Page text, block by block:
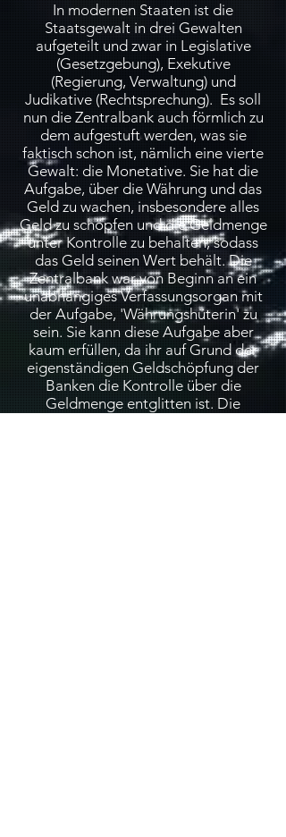
In modernen Staaten ist die
Staatsgewalt in drei Gewalten
aufgeteilt und zwar in Legislative
(Gesetzgebung), Exekutive
(Regierung, Verwaltung) und
Judikative (Rechtsprechung). Es soll
nun die Zentralbank auch förmlich zu
dem aufgestuft werden, was sie
faktisch schon ist, nämlich eine vierte
Gewalt: die Monetative. Sie hat die
Aufgabe, über die Währung und das
Geld zu wachen, insbesondere alles
Geld zu schöpfen und die Geldmenge
unter Kontrolle zu behalten, sodass
das Geld seinen Wert behält. Die
Zentralbank war von Beginn an ein
unabhängiges Verfassungsorgan mit
der Aufgabe, 'Währungshüterin' zu
sein. Sie kann diese Aufgabe aber
kaum erfüllen, da ihr auf Grund der
eigenständigen Geldschöpfung der
Banken die Kontrolle über die
Geldmenge entglitten ist. Die